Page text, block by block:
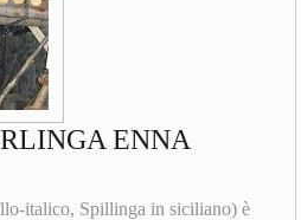
ENNA
italico, Spillinga in siciliano) è